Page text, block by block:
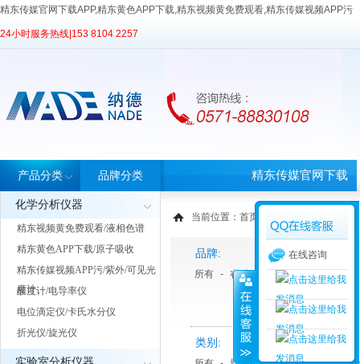
精东传媒官网下载APP,精东黄色APP下载,精东视频黄免费观看,精东传媒视频APP污
24小时服务热线| 153 8104 2257
产品分类
化学分析仪器
精东视频黄免费观看/液相色谱
精东黄色APP下载/原子吸收
精东传媒视频APP污/紫外/可见光
度计
酸度计/电导率仪
电位滴定仪/卡氏水分仪
折光仪/旋光仪
品牌分类 精东传媒官网下载
APP首页
当前位置： 首页
品牌:
所有 - 睿科 - 天美Techcomp
类别:
在线咨询